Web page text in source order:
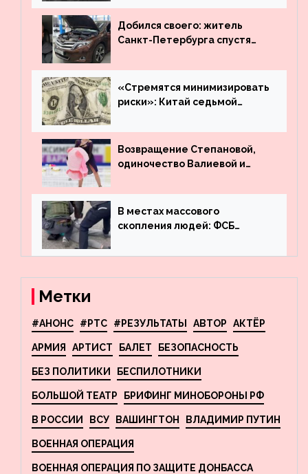
Добился своего: житель
Санкт-Петербурга спустя
угнанную в Казахстан
машину
«Стремятся минимизировать
риски»: Китай седьмой
деньги из американского
госдолга
Возвращение Степановой,
одиночество Валиевой и
что обсуждают в мире
фигурного катания
В местах массового
скопления людей: ФСБ
террористов, планировавших
Метки
#АНОНС #РТС #РЕЗУЛЬТАТЫ АВТОР АКТЁР
АРМИЯ АРТИСТ БАЛЕТ БЕЗОПАСНОСТЬ
БЕЗ ПОЛИТИКИ БЕСПИЛОТНИКИ
БОЛЬШОЙ ТЕАТР БРИФИНГ МИНОБОРОНЫ РФ
В РОССИИ ВСУ ВАШИНГТОН ВЛАДИМИР ПУТИН
ВОЕННАЯ ОПЕРАЦИЯ
ВОЕННАЯ ОПЕРАЦИЯ ПО ЗАЩИТЕ ДОНБАССА